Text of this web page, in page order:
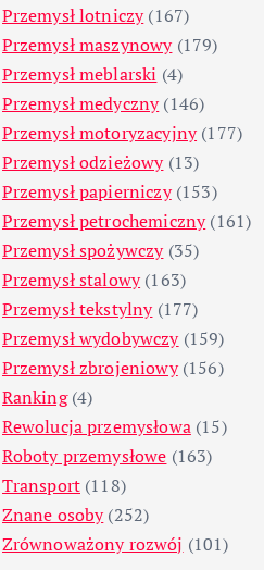
Przemysł lotniczy(167)
Przemysł maszynowy(179)
Przemysł meblarski (4)
Przemysł medyczny(146)
Przemysł motoryzacyjny(177)
Przemysł odzieżowy(13)
Przemysł papierniczy(153)
Przemysł petrochemiczny(161)
Przemysł spożywczy(35)
Przemysł stalowy(163)
Przemysł tekstylny(177)
Przemysł wydobywczy(159)
Przemysł zbrojeniowy(156)
Ranking(4)
Rewolucja przemysłowa(15)
Roboty przemysłowe (163)
Transport (118)
Znane osoby(252)
Zrównoważony rozwój (101)